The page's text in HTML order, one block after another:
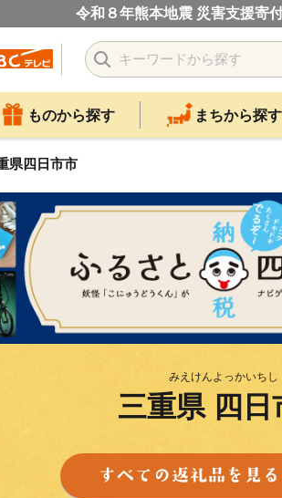
令和８年熊本地震 災害支援寄
ものから探す まちから探す
県四日市市
みえけんよっかいちし
三重県 四日